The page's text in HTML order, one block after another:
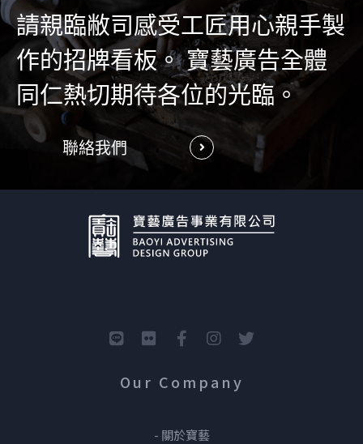
請親臨敝司感受工匠用心親手製
作的招牌看板。 寶藝廣告全體
同仁熱切期待各位的光臨。
聯絡我們
Our Company
- 關於寶藝